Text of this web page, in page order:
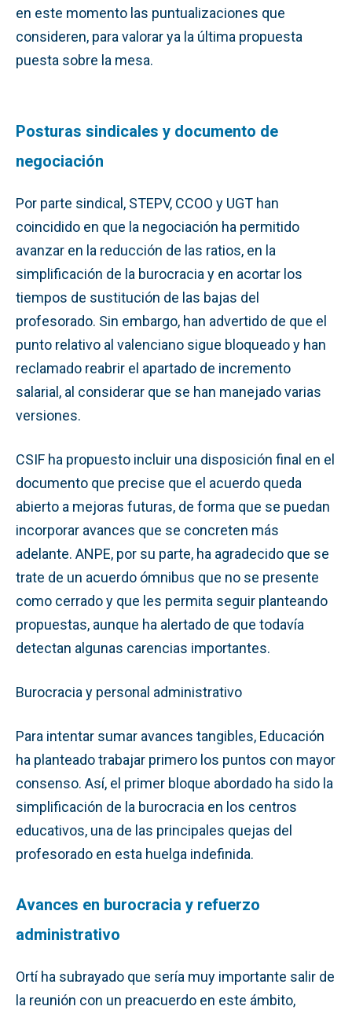
en este momento las puntualizaciones que
consideren, para valorar ya la última propuesta
puesta sobre la mesa.
Posturas sindicales y documento de
negociación
Por parte sindical, STEPV, CCOO y UGT han
coincidido en que la negociación ha permitido
avanzar en la reducción de las ratios, en la
simplificación de la burocracia y en acortar los
tiempos de sustitución de las bajas del
profesorado. Sin embargo, han advertido de que el
punto relativo al valenciano sigue bloqueado y han
reclamado reabrir el apartado de incremento
salarial, al considerar que se han manejado varias
versiones.
CSIF ha propuesto incluir una disposición final en el
documento que precise que el acuerdo queda
abierto a mejoras futuras, de forma que se puedan
incorporar avances que se concreten más
adelante. ANPE, por su parte, ha agradecido que se
trate de un acuerdo ómnibus que no se presente
como cerrado y que les permita seguir planteando
propuestas, aunque ha alertado de que todavía
detectan algunas carencias importantes.
Burocracia y personal administrativo
Para intentar sumar avances tangibles, Educación
ha planteado trabajar primero los puntos con mayor
consenso. Así, el primer bloque abordado ha sido la
simplificación de la burocracia en los centros
educativos, una de las principales quejas del
profesorado en esta huelga indefinida.
Avances en burocracia y refuerzo
administrativo
Ortí ha subrayado que sería muy importante salir de
la reunión con un preacuerdo en este ámbito,